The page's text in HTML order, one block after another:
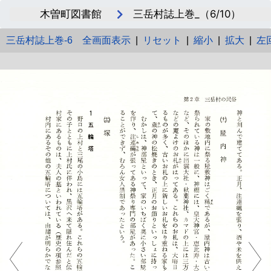
木曽町図書館 三岳村誌上巻_（6/10）